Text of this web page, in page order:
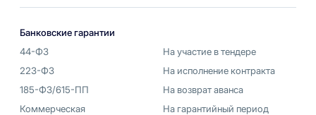
Банковские гарантии
44-ФЗ
223-ФЗ
185-ФЗ/615-ПП
Коммерческая
На участие в тендере
На исполнение контракта
На возврат аванса
На гарантийный период